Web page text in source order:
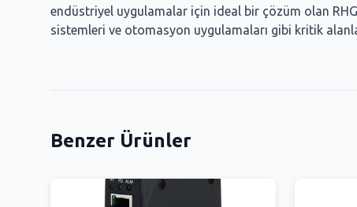
endüstriyel uygulamalar için ideal bir çözüm olan
sistemleri ve otomasyon uygulamaları gibi kritik
Benzer Ürünler